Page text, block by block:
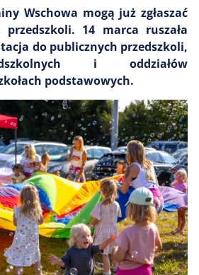
Wschowa mogą już zgłaszać
14 marca ruszała
do publicznych przedszkoli,
i oddziałów
podstawowych.